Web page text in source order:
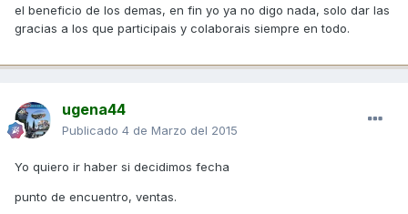
el beneficio de los demas, en fin yo ya no digo nada, solo dar las
gracias a los que participais y colaborais siempre en todo.
ugena44
Publicado 4 de Marzo del 2015
Yo quiero ir haber si decidimos fecha
punto de encuentro, ventas.